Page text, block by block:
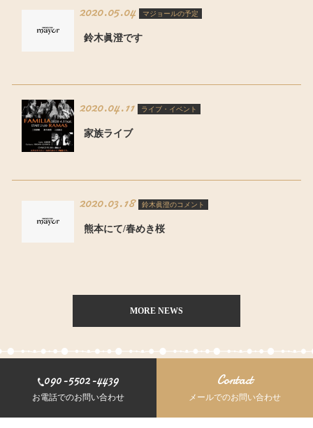
2020.05.04 マジョールの予定
鈴木眞澄です
2020.04.11 ライブ・イベント
家族ライブ
2020.03.18 鈴木眞澄のコメント
熊本にて/春めき桜
MORE NEWS
090-5502-4439
お電話でのお問い合わせ
Contact
メールでのお問い合わせ